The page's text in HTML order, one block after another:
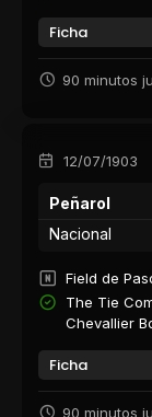
Ficha
90 minutos
12/07/1903
Peñarol
Nacional
Field de
The Tie
Chevallier
Ficha
90 minutos